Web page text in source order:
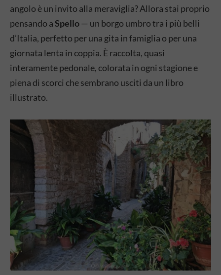
angolo è un invito alla meraviglia? Allora stai proprio
pensando aSpello— un borgo umbro tra i più belli
d’Italia, perfetto per una gita in famiglia o per una
giornata lenta in coppia. È raccolta, quasi
interamente pedonale, colorata in ogni stagione e
piena di scorci che sembrano usciti da un libro
illustrato.